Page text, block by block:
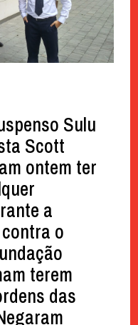
Sulu
Scott
ontem ter
a
o
terem
das